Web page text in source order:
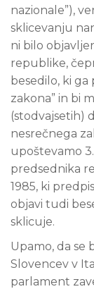
nazionale”),
sklicevanju
ni bilo
republike,
besedilo, ki ga
zakona” in bi
(stodvajsetih)
nesrečnega
upoštevamo
predsednika
1985, ki
objavi tudi
sklicuje.
Upamo, da se
Slovencev v
parlament